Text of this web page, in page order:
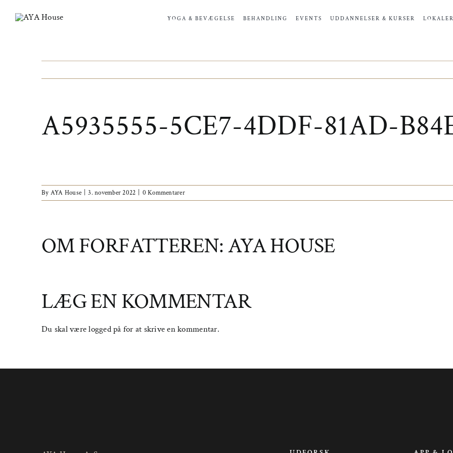
YOGA & BEVÆGELSE BEHANDLING EVENTS UDDANNELSER & KURSER LOKALER
A5935555-5CE7-4DDF-81AD-
By AYA House 3. november 2022 0 Kommentarer
OM FORFATTEREN:AYA HOUSE
LÆG EN KOMMENTAR
Du skal værelogged på for at skrive en kommentar.